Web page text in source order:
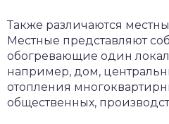
Также различаются
Местные представляют
обогревающие один
например, дом,
отопления
общественных,